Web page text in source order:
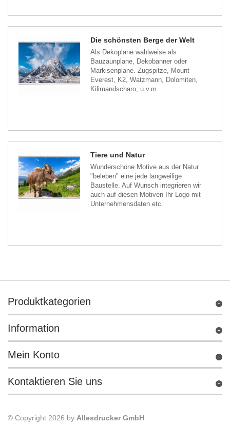
Die schönsten Berge der Welt
Als Dekoplane wahlweise als
Bauzaunplane, Dekobanner oder
Markisenplane. Zugspitze, Mount
Everest, K2, Watzmann, Dolomiten,
Kilimandscharo, u.v.m.
Tiere und Natur
Wunderschöne Motive aus der Natur
"beleben" eine jede langweilige
Baustelle. Auf Wunsch integrieren wir
auch auf diesen Motiven Ihr Logo mit
Unternehmensdaten etc.
Produktkategorien
Information
Mein Konto
Kontaktieren Sie uns
© Copyright 2026 by Allesdrucker GmbH